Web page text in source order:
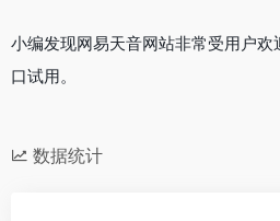
小编发现网易天音网站非常受用户欢
口试用。
数据统计